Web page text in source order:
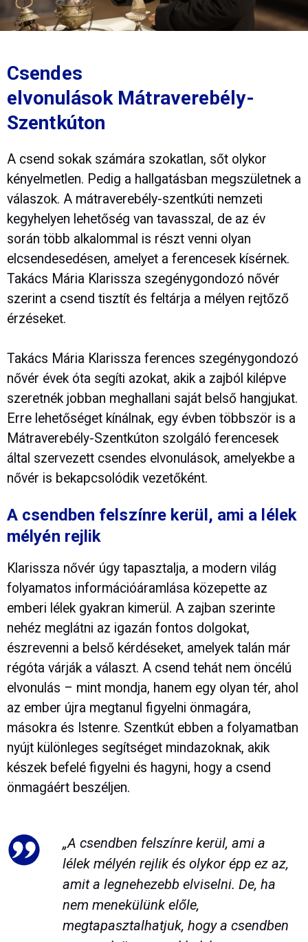
Csendes
elvonulások Mátraverebély-
Szentkúton
A csend sokak számára szokatlan, sőt olykor
kényelmetlen. Pedig a hallgatásban megszületnek a
válaszok. A mátraverebély-szentkúti nemzeti
kegyhelyen lehetőség van tavasszal, de az év
során több alkalommal is részt venni olyan
elcsendesedésen, amelyet a ferencesek kísérnek.
Takács Mária Klarissza szegénygondozó nővér
szerint a csend tisztít és feltárja a mélyen rejtőző
érzéseket.
Takács Mária Klarissza ferences szegénygondozó
nővér évek óta segíti azokat, akik a zajból kilépve
szeretnék jobban meghallani saját belső hangjukat.
Erre lehetőséget kínálnak, egy évben többször is a
Mátraverebély-Szentkúton szolgáló ferencesek
által szervezett csendes elvonulások, amelyekbe a
nővér is bekapcsolódik vezetőként.
A csendben felszínre kerül, ami a lélek
mélyén rejlik
Klarissza nővér úgy tapasztalja, a modern világ
folyamatos információáramlása közepette az
emberi lélek gyakran kimerül. A zajban szerinte
nehéz meglátni az igazán fontos dolgokat,
észrevenni a belső kérdéseket, amelyek talán már
régóta várják a választ. A csend tehát nem öncélú
elvonulás – mint mondja, hanem egy olyan tér, ahol
az ember újra megtanul figyelni önmagára,
másokra és Istenre. Szentkút ebben a folyamatban
nyújt különleges segítséget mindazoknak, akik
készek befelé figyelni és hagyni, hogy a csend
önmagáért beszéljen.
„A csendben felszínre kerül, ami a
lélek mélyén rejlik és olykor épp ez az,
amit a legnehezebb elviselni. De, ha
nem menekülünk előle,
megtapasztalhatjuk, hogy a csendben